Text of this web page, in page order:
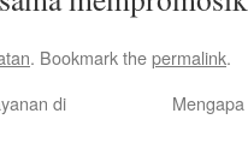
. Bookmark thepermalink.
di